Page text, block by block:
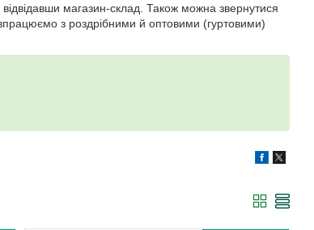
магазин-склад. Також можна звернутися
з роздрібними й оптовими (гуртовими)